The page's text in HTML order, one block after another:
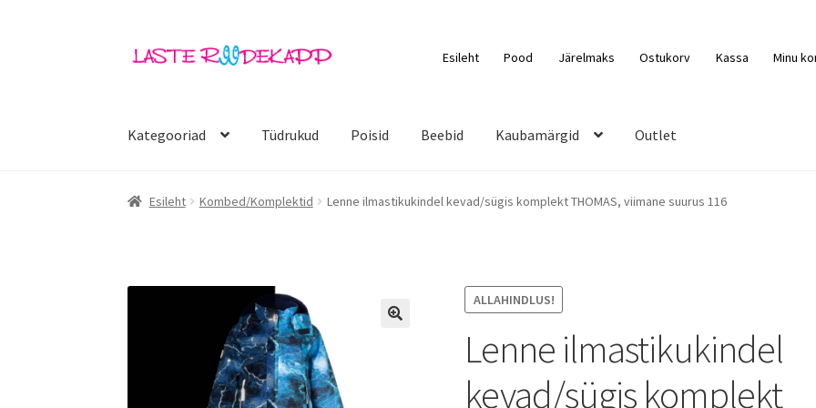
Liigu
navigeerimisele
Liigu
Esileht Pood Järelmaks Ostukorv Kassa Minu
Kategooriad Tüdrukud Poisid Beebid Kaubamärgid Outlet
Esileht Kombed/Komplektid Lenne ilmastikukindel kevad/sügis komplekt THOMAS, viimane suurus 116
ALLAHINDLUS!
Lenne ilmastikukindel
kevad/sügis komplekt